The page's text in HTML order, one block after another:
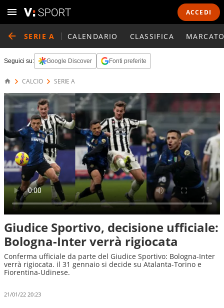
ACCEDI
SERIE A CALENDARIO CLASSIFICA
Seguici su: Google Discover Fonti preferite
CALCIO SERIE A
Giudice Sportivo, decisione ufficiale:
Bologna-Inter verrà rigiocata
Conferma ufficiale da parte del Giudice Sportivo: Bologna-Inter
verrà rigiocata. il 31 gennaio si decide su Atalanta-Torino e
Fiorentina-Udinese.
21/01/22 20:23